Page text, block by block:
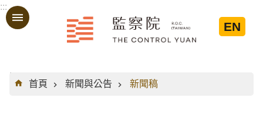
跳到主要內容區塊
:::
EN
:::
首頁
新聞與公告 新聞稿